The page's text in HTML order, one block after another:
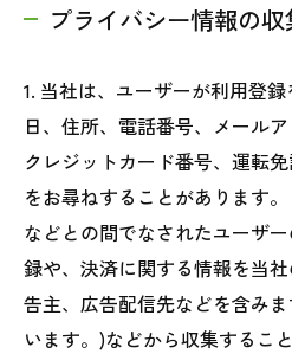
プライバシー情報の
1. 当社は、ユーザーが利用登
日、住所、電話番号、メール
クレジットカード番号、運転
をお尋ねすることがあります
などとの間でなされたユーザ
録や、決済に関する情報を当
告主、広告配信先などを含み
います。)などから収集するこ